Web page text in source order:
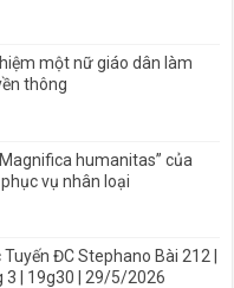
một nữ giáo dân làm
thông
humanitas” của
vụ nhân loại
ĐC Stephano Bài 212 |
3 | 19g30 | 29/5/2026